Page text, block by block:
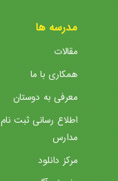
مدرسه ها
مقالات
همکاری با ما
معرفی به دوستان
اطلاع رسانی ثبت نام
مدارس
مرکز دانلود